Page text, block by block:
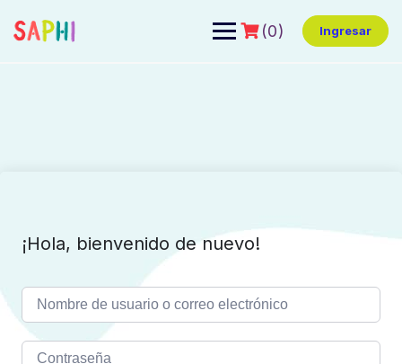
(0) Ingresar
¡Hola, bienvenido de nuevo!